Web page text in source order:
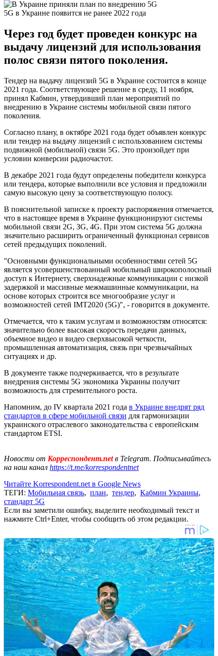
5G в Украине появится не ранее 2022 года
Через год будет проведен конкурс на
выдачу лицензий для использования
полос связи пятого поколения.
Тендер на выдачу лицензий 5G в Украине состоится в конце
2021 года. Соответствующее решение в среду, 11 ноября,
принял Кабмин, утвердивший план мероприятий по
внедрению в Украине системы мобильной связи пятого
поколения.
Согласно плану, в октябре 2021 года будет объявлен конкурс
или тендер на выдачу лицензий с использованием системы
подвижной (мобильной) связи 5G. Это произойдет при
условии конверсии радиочастот.
В декабре 2021 года будут определены победители конкурса
или тендера, которые выполнили все условия и предложили
самую высокую цену за соответствующую полосу.
В пояснительной записке к проекту распоряжения отмечается,
что в настоящее время в Украине функционируют системы
мобильной связи 2G, ЗG, 4G. При этом система 5G должна
значительно расширить ограниченный функционал сервисов
сетей предыдущих поколений.
"Основными функциональными особенностями сетей 5G
является усовершенствованный мобильный широкополосный
доступ к Интернету, сверхнадежные коммуникации с низкой
задержкой и массивные межмашинные коммуникации, на
основе которых строится все многообразие услуг и
возможностей сетей ІМТ2020 (5G)", - говорится в документе.
Отмечается, что к таким услугам и возможностям относятся:
значительно более высокая скорость передачи данных,
объемное видео и видео сверхвысокой четкости,
промышленная автоматизация, связь при чрезвычайных
ситуациях и др.
В документе также подчеркивается, что в результате
внедрения системы 5G экономика Украины получит
возможность для стремительного роста.
Напомним, до IV квартала 2021 года в Украине внедрят ряд
стандартов в сфере мобильной связи для гармонизации
украинского отраслевого законодательства с европейским
стандартом ETSI.
Новости от Корреспондент.netв Telegram. Подписывайтесь
на наш канал https://t.me/korrespondentnet
Читайте Korrespondent.net в Google News
ТЕГИ: Мобильная связь, план, тендер, Кабмин Украины,
стандарт 5G
Если вы заметили ошибку, выделите необходимый текст и
нажмите Ctrl+Enter, чтобы сообщить об этом редакции.